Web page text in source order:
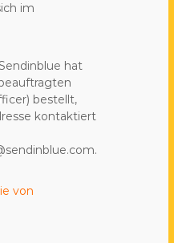
im
hat
bestellt,
kontaktiert
von